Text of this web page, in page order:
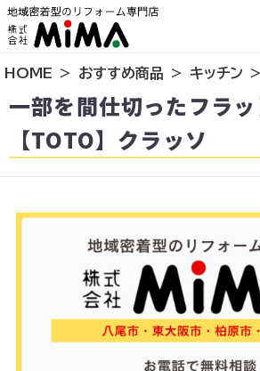
トップページ
選ばれる理由
施工事例
お客様の声
イベント情報
店舗＆モデルハウス紹介
スタッフ紹介
リフォームの流れ
お知らせ
HOME おすすめ商品 キッチン
一部を間仕切ったフラ
【TOTO】クラッソ